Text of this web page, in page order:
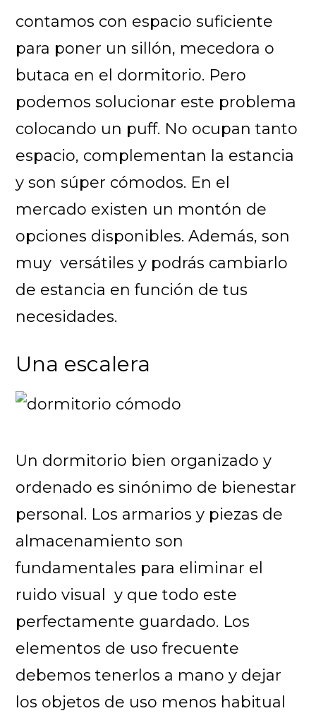
contamos con espacio suficiente
para poner un sillón, mecedora o
butaca en el dormitorio. Pero
podemos solucionar este problema
colocando un puff. No ocupan tanto
espacio, complementan la estancia
y son súper cómodos. En el
mercado existen un montón de
opciones disponibles. Además, son
muy versátiles y podrás cambiarlo
de estancia en función de tus
necesidades.
Una escalera
Un dormitorio bien organizado y
ordenado es sinónimo de bienestar
personal. Los armarios y piezas de
almacenamiento son
fundamentales para eliminar el
ruido visual y que todo este
perfectamente guardado. Los
elementos de uso frecuente
debemos tenerlos a mano y dejar
los objetos de uso menos habitual